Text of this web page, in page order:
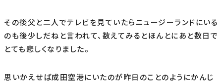
その後父と二人でテレビを見ていたらニュージーランドにいる
のも後少しだねと言われて、数えてみるとほんとにあと数日で
とても悲しくなりました。
思いかえせば成田空港にいたのが昨日のことのようにかんじ